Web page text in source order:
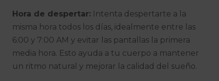
Hora de despertar: Intenta despertarte a la
misma hora todos los días, idealmente entre las
6:00 y 7:00 AM y evitar las pantallas la primera
media hora. Esto ayuda a tu cuerpo a mantener
un ritmo natural y mejorar la calidad del sueño.